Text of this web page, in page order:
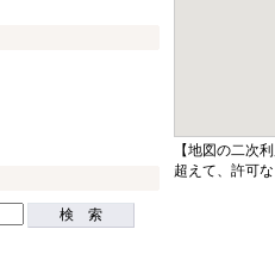
検 索
【地図の二次
超えて、許可